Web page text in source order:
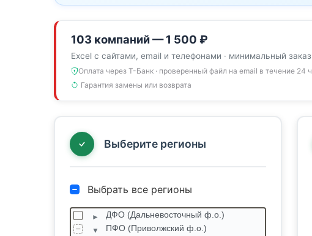
103 компаний — 1 500 ₽
Excel с сайтами, email и телефонами · минимальный заказ
Оплата через Т-Банк · проверенный файл на email в течение 24 ч
Гарантия замены или возврата
Выберите регионы
Выбрать все регионы
ДФО (Дальневосточный ф.о.)
ПФО (Приволжский ф.о.)